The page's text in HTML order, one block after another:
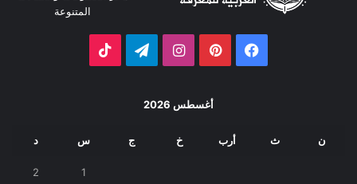
المتنوعة
فيسبوكبينتيريستانستقرامتيلقرام
أغسطس 2026
ن ث أرب خ ج س د
1
2